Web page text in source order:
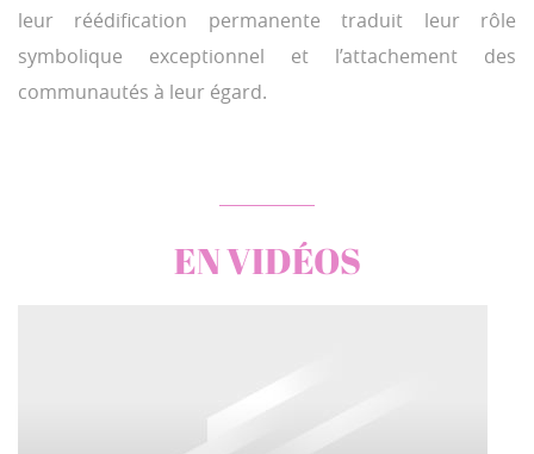
leur réédification permanente traduit leur rôle
symbolique exceptionnel et l’attachement des
communautés à leur égard.
EN VIDÉOS